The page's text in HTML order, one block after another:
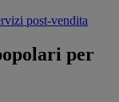
post-vendita
per